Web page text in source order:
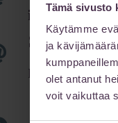
Tämä sivusto
Käytämme
ja
olet antanut
voit vaikuttaa
Suojattu
Lähetä viestisi